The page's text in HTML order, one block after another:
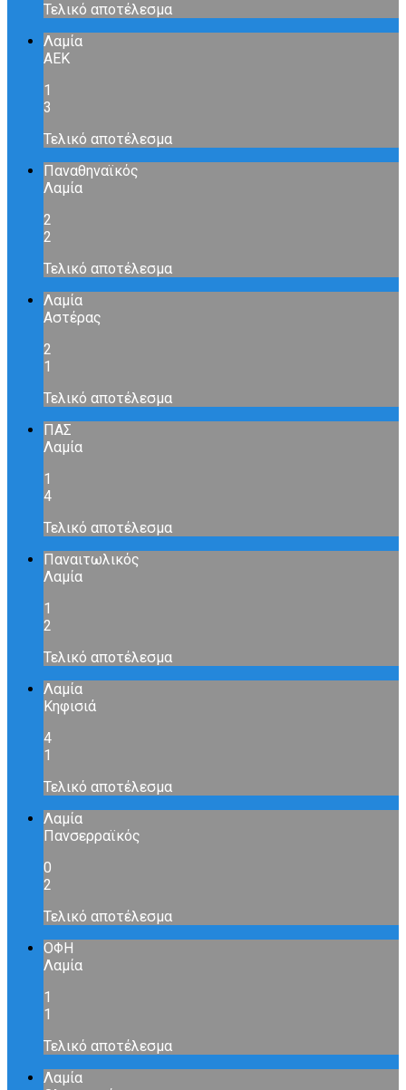
Τελικό αποτέλεσμα
Λαμία
ΑΕΚ
1
3
Τελικό αποτέλεσμα
Παναθηναϊκός
Λαμία
2
2
Τελικό αποτέλεσμα
Λαμία
Αστέρας
2
1
Τελικό αποτέλεσμα
ΠΑΣ
Λαμία
1
4
Τελικό αποτέλεσμα
Παναιτωλικός
Λαμία
1
2
Τελικό αποτέλεσμα
Λαμία
Κηφισιά
4
1
Τελικό αποτέλεσμα
Λαμία
Πανσερραϊκός
0
2
Τελικό αποτέλεσμα
ΟΦΗ
Λαμία
1
1
Τελικό αποτέλεσμα
Λαμία